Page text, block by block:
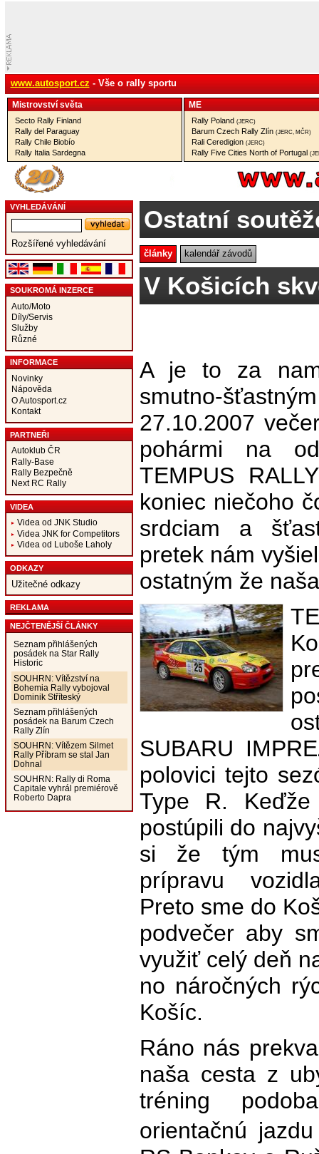
www.autosport.cz - Vše o rally sportu
Mistrovství­ světa
Secto Rally Finland
Rally del Paraguay
Rally Chile Biobío
Rally Italia Sardegna
ME
Rally Poland (JERC)
Barum Czech Rally Zlín (JERC, MČR)
Rali Ceredigion (JERC)
Rally Five Cities North of Portugal
VYHLEDÁVÁNÍ
Rozšířené vyhledávání
SOUKROMÁ INZERCE
Auto/Moto
Díly/Servis
Služby
Různé
INFORMACE
Novinky
Nápověda
O Autosport.cz
Kontakt
PARTNEŘI
Autoklub ČR
Rally-Base
Rally Bezpečně
Next RC Rally
VIDEA
Videa od JNK Studio
Videa JNK for Competitors
Videa od Luboše Laholy
ODKAZY
Užitečné odkazy
REKLAMA
NEJČTENĚJŠÍ ČLÁNKY
Seznam přihlášených
posádek na Star Rally
Historic
SOUHRN: Vítězství na
Bohemia Rally vybojoval
Dominik Stříteský
Seznam přihlášených
posádek na Barum Czech
Rally Zlín
SOUHRN: Vítězem Silmet
Rally Příbram se stal Jan
Dohnal
SOUHRN: Rally di Roma
Capitale vyhrál premiérově
Roberto Dapra
Ostatní
články kalendář závodů
V Košicích
A je to za
smutno-
27.10.2007
pohármi na
TEMPUS
koniec niečoho
srdciam a
pretek nám
ostatným že
SUBARU
polovici tejto
Type R. Keďže
postúpili do
si že tým
prípravu
Preto sme do
podvečer aby
využiť celý deň
no náročných
Košíc.
Ráno nás
naša cesta z
tréning
orientačnú